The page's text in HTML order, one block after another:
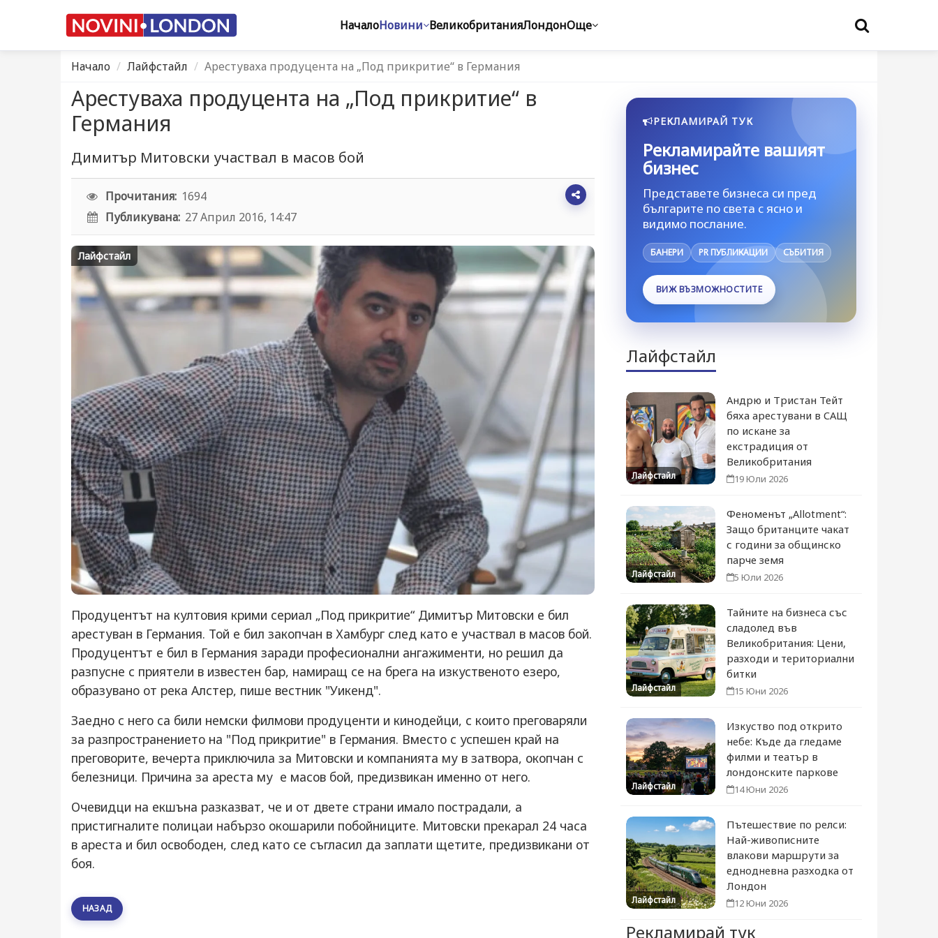
НачалоНовини ВеликобританияЛондонОще
Начало Лайфстайл Арестуваха продуцента на „Под прикритие“ в Германия
Арестуваха продуцента на „Под прикритие“ в
Германия
Димитър Митовски участвал в масов бой
Прочитания: 1694
Публикувана: 27 Април 2016, 14:47
Лайфстайл
Продуцентът на култовия крими сериал „Под прикритие“ Димитър Митовски е бил
арестуван в Германия. Той е бил закопчан в Хамбург след като е участвал в масов бой.
Продуцентът е бил в Германия заради професионални ангажименти, но решил да
разпусне с приятели в известен бар, намиращ се на брега на изкуственото езеро,
образувано от река Алстер, пише вестник "Уикенд".
Заедно с него са били немски филмови продуценти и кинодейци, с които преговаряли
за разпространението на "Под прикритие" в Германия. Вместо с успешен край на
преговорите, вечерта приключила за Митовски и компанията му в затвора, окопчан с
белезници. Причина за ареста му е масов бой, предизвикан именно от него.
Очевидци на екшъна разказват, че и от двете страни имало пострадали, а
пристигналите полицаи набързо окошарили побойниците. Митовски прекарал 24 часа
в ареста и бил освободен, след като се съгласил да заплати щетите, предизвикани от
боя.
НАЗАД
РЕКЛАМИРАЙ ТУК
Рекламирайте вашият
бизнес
Представете бизнеса си пред
българите по света с ясно и
видимо послание.
БАНЕРИ PR ПУБЛИКАЦИИ СЪБИТИЯ
ВИЖ ВЪЗМОЖНОСТИТЕ
Лайфстайл
Лайфстайл
Андрю и Тристан Тейт
бяха арестувани в САЩ
по искане за
екстрадиция от
Великобритания
19 Юли 2026
Лайфстайл
Феноменът „Allotment“:
Защо британците чакат
с години за общинско
парче земя
5 Юли 2026
Лайфстайл
Тайните на бизнеса със
сладолед във
Великобритания: Цени,
разходи и териториални
битки
15 Юни 2026
Лайфстайл
Изкуство под открито
небе: Къде да гледаме
филми и театър в
лондонските паркове
14 Юни 2026
Лайфстайл
Пътешествие по релси:
Най-живописните
влакови маршрути за
еднодневна разходка от
Лондон
12 Юни 2026
Рекламирай тук